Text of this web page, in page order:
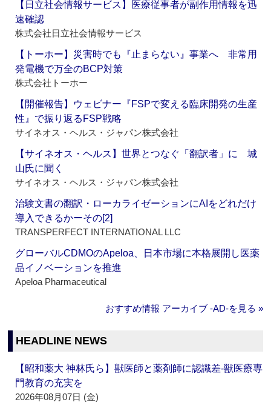
【日立社会情報サービス】医療従事者が副作用情報を迅
速確認
株式会社日立社会情報サービス
【トーホー】災害時でも『止まらない』事業へ 非常用
発電機で万全のBCP対策
株式会社トーホー
【開催報告】ウェビナー『FSPで変える臨床開発の生産
性』で振り返るFSP戦略
サイネオス・ヘルス・ジャパン株式会社
【サイネオス・ヘルス】世界とつなぐ「翻訳者」に 城
山氏に聞く
サイネオス・ヘルス・ジャパン株式会社
治験文書の翻訳・ローカライゼーションにAIをどれだけ
導入できるかーその[2]
TRANSPERFECT INTERNATIONAL LLC
グローバルCDMOのApeloa、日本市場に本格展開し医薬
品イノベーションを推進
Apeloa Pharmaceutical
おすすめ情報 アーカイブ ‐AD‐を見る »
HEADLINE NEWS
【昭和薬大 神林氏ら】獣医師と薬剤師に認識差‐獣医療専
門教育の充実を
2026年08月07日 (金)